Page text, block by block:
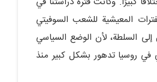
المعيشية للشعب السوفيتي
السلطة، لأن الوضع السياسي
في روسيا تدهور بشكل كبير منذ